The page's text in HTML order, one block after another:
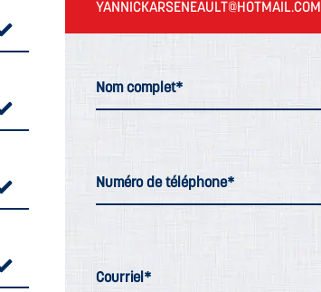
YANNICKARSENEAULT@HOTMAIL.COM